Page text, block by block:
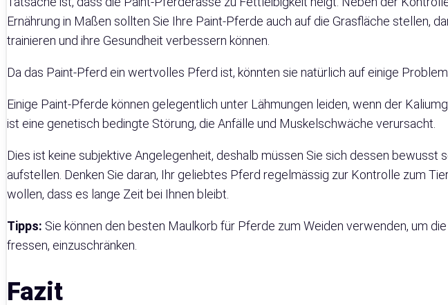
Ernährung in Maßen sollten Sie Ihre Paint-Pferde auch auf die Grasfläche stellen,
trainieren und ihre Gesundheit verbessern können.
Da das Paint-Pferd ein wertvolles Pferd ist, könnten sie natürlich auf einige
Einige Paint-Pferde können gelegentlich unter Lähmungen leiden, wenn der
ist eine genetisch bedingte Störung, die Anfälle und Muskelschwäche verursacht.
Dies ist keine subjektive Angelegenheit, deshalb müssen Sie sich dessen bewusst
aufstellen. Denken Sie daran, Ihr geliebtes Pferd regelmässig zur Kontrolle zum
wollen, dass es lange Zeit bei Ihnen bleibt.
Tipps: Sie können den besten Maulkorb für Pferde zum Weiden verwenden, um
fressen, einzuschränken.
Fazit